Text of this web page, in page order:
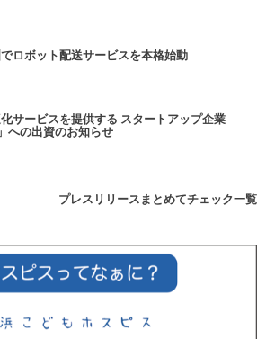
ロボット配送サービスを本格始動
サービスを提供する スタートアップ企業
への出資のお知らせ
プレスリリースまとめてチェック一覧